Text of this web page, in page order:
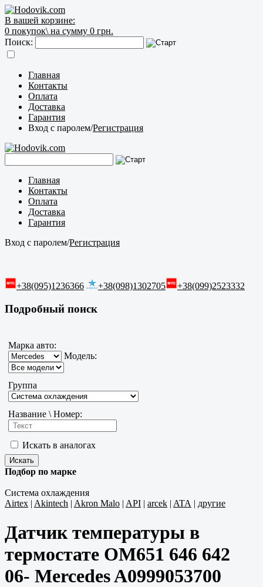
В вашей корзине:
0 покупок\ на сумму 0 грн.
Поиск:
Главная
Контакты
Оплата
Доставка
Гарантия
Вход с паролем/Регистрация
Главная
Контакты
Оплата
Доставка
Гарантия
Вход с паролем/Регистрация
+38(095)1236366 +38(098)1302705 +38(099)2523332
Подробный поиск
Марка авто:
Модель:
Группа
Название \ Номер:
Искать в аналогах
Подбор по марке
Система охлаждения
Airtex | Akintech | Akron Malo | API | arcek | ATA | другие
Датчик температуры в
термостате OM651 646 642
06- Mercedes A0999053700